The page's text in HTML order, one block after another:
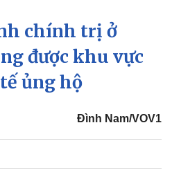
Giá vàng
Tỷ giá
chính trị ở
được khu vực
ủng hộ
Đình Nam/VOV1